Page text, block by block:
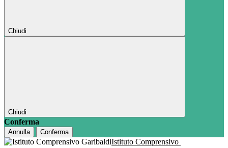
Chiudi
Chiudi
Conferma
Annulla Conferma
Istituto Comprensivo